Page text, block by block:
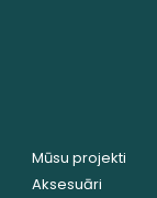
Mūsu projekti
Aksesuāri